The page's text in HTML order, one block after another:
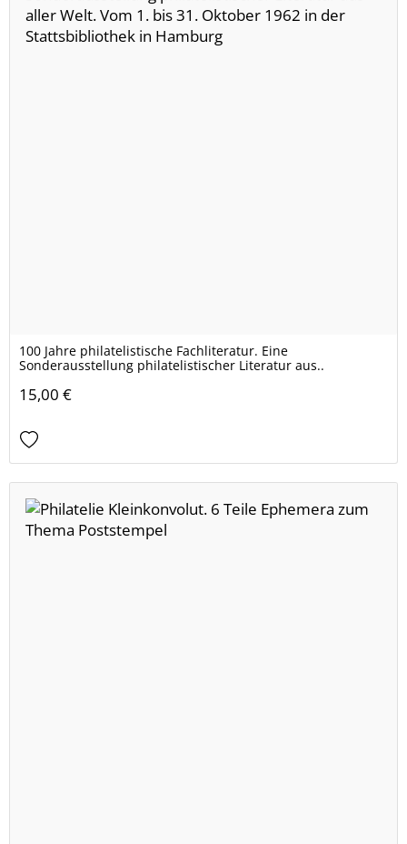
100 Jahre philatelistische Fachliteratur. Eine
Sonderausstellung philatelistischer Literatur aus..
15,00 €